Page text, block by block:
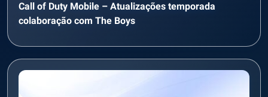
Call of Duty Mobile – Atualizações temporada
colaboração com The Boys